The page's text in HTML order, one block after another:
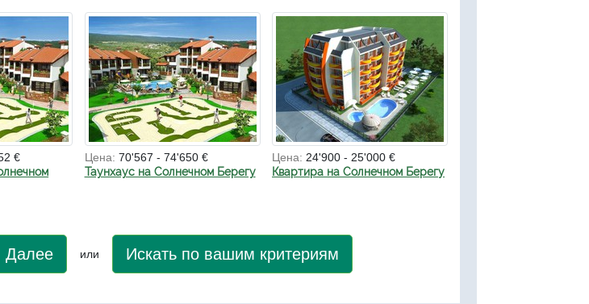
€
Цена: 70'567 - 74'650 €
Таунхаус на Солнечном Берегу
Цена: 24'900 - 25'000 €
Квартира на Солнечном Берегу
Далее или Искать по вашим критериям